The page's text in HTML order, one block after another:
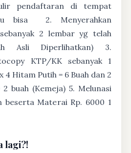
pendaftaran di tempat
bisa
2. Menyerahkan
2 lembar yg telah
Asli Diperlihatkan) 3.
KTP/KK sebanyak 1
4 Hitam Putih = 6 Buah dan 2
buah (Kemeja) 5. Melunasi
beserta Materai Rp. 6000 1
lagi?!